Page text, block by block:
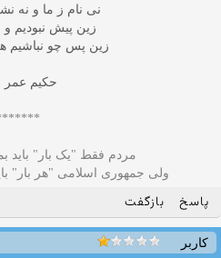
نی نام ز ما و نه
زین پیش نبودیم و
زین پس چو نباشیم
حکیم عمر
مردم فقط "یک بار" بايد
ولى جمهوری اسلامی "هر بار"
پاسخ بازگفت
کاربر